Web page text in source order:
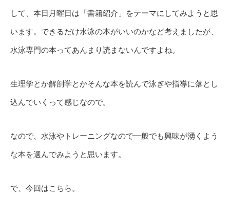
して、本日月曜日は「書籍紹介」をテーマにしてみようと思
います。できるだけ水泳の本がいいのかなど考えましたが、
水泳専門の本ってあんまり読まないんですよね。
生理学とか解剖学とかそんな本を読んで泳ぎや指導に落とし
込んでいくって感じなので。
なので、水泳やトレーニングなので一般でも興味が湧くよう
な本を選んでみようと思います。
で、今回はこちら。